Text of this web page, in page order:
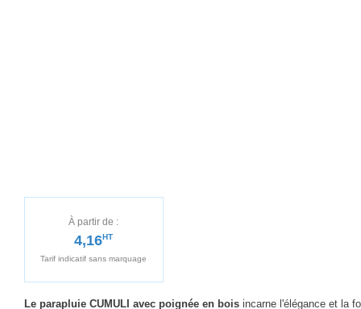
À partir de :
4,16HT
Tarif indicatif sans marquage
Le parapluie CUMULI avec poignée en bois incarne l'élégance et la